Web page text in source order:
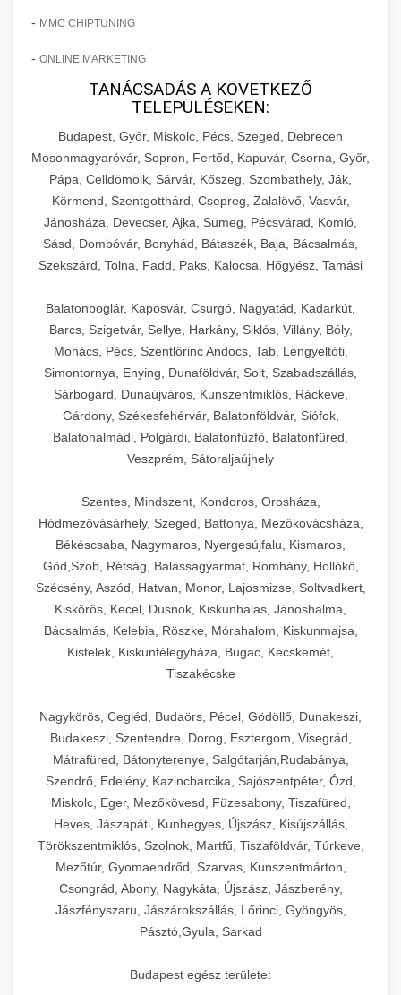
- MMC CHIPTUNING
- ONLINE MARKETING
TANÁCSADÁS A KÖVETKEZŐ
TELEPÜLÉSEKEN:
Budapest, Győr, Miskolc, Pécs, Szeged, Debrecen
Mosonmagyaróvár, Sopron, Fertőd, Kapuvár, Csorna, Győr,
Pápa, Celldömölk, Sárvár, Kőszeg, Szombathely, Ják,
Körmend, Szentgotthárd, Csepreg, Zalalövő, Vasvár,
Jánosháza, Devecser, Ajka, Sümeg, Pécsvárad, Komló,
Sásd, Dombóvár, Bonyhád, Bátaszék, Baja, Bácsalmás,
Szekszárd, Tolna, Fadd, Paks, Kalocsa, Hőgyész, Tamási
Balatonboglár, Kaposvár, Csurgó, Nagyatád, Kadarkút,
Barcs, Szigetvár, Sellye, Harkány, Siklós, Villány, Bóly,
Mohács, Pécs, Szentlőrinc Andocs, Tab, Lengyeltóti,
Simontornya, Enying, Dunaföldvár, Solt, Szabadszállás,
Sárbogárd, Dunaújváros, Kunszentmiklós, Ráckeve,
Gárdony, Székesfehérvár, Balatonföldvár, Siófok,
Balatonalmádi, Polgárdi, Balatonfűzfő, Balatonfüred,
Veszprém, Sátoraljaújhely
Szentes, Mindszent, Kondoros, Orosháza,
Hódmezővásárhely, Szeged, Battonya, Mezőkovácsháza,
Békéscsaba, Nagymaros, Nyergesújfalu, Kismaros,
Göd,Szob, Rétság, Balassagyarmat, Romhány, Hollókő,
Szécsény, Aszód, Hatvan, Monor, Lajosmizse, Soltvadkert,
Kiskőrös, Kecel, Dusnok, Kiskunhalas, Jánoshalma,
Bácsalmás, Kelebia, Röszke, Mórahalom, Kiskunmajsa,
Kistelek, Kiskunfélegyháza, Bugac, Kecskemét,
Tiszakécske
Nagykörös, Cegléd, Budaörs, Pécel, Gödöllő, Dunakeszi,
Budakeszi, Szentendre, Dorog, Esztergom, Visegrád,
Mátrafüred, Bátonyterenye, Salgótarján,Rudabánya,
Szendrő, Edelény, Kazincbarcika, Sajószentpéter, Ózd,
Miskolc, Eger, Mezőkövesd, Füzesabony, Tiszafüred,
Heves, Jászapáti, Kunhegyes, Újszász, Kisújszállás,
Törökszentmiklós, Szolnok, Martfű, Tiszaföldvár, Túrkeve,
Mezőtúr, Gyomaendrőd, Szarvas, Kunszentmárton,
Csongrád, Abony, Nagykáta, Újszász, Jászberény,
Jászfényszaru, Jászárokszállás, Lőrinci, Gyöngyös,
Pásztó,Gyula, Sarkad
Budapest egész területe: